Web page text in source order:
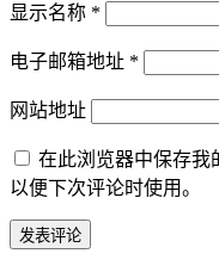
显示名称 *
电子邮箱地址 *
网站地址
在此浏览器中保存我
以便下次评论时使用。